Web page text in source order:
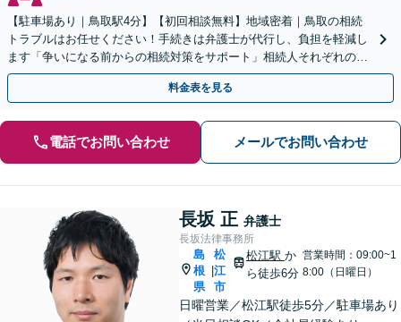
【駐車場あり｜鳥取駅4分】【初回相談無料】地域密着｜鳥取の相続
トラブルはお任せください！手続きは弁護士が代行し、負担を軽減し
ます「争いになる前からの相続対策をサポート」相続人それぞれの立
場を尊重し、冷静に対立の解消を目指します。
料金表を見る
電話でお問い合わせ メールでお問い合わせ
長坂 正 弁護士
長坂法律事務所
島
根
県
松
江
市
松江駅 か
ら徒歩6分
営業時間：09:00~1
8:00（日曜日）
日曜営業／松江駅徒歩5分／駐車場あり